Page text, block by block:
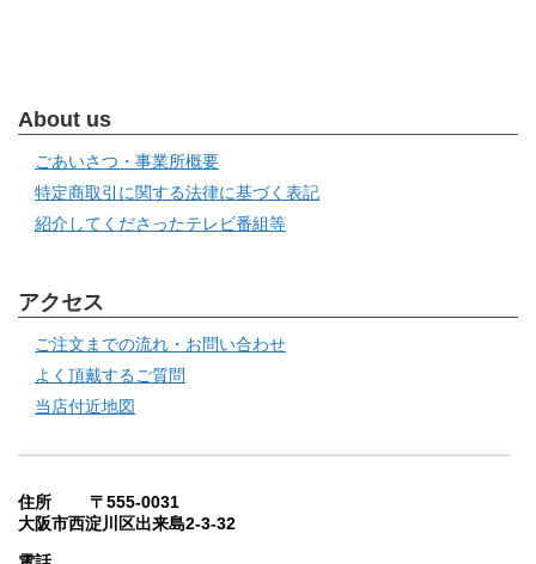
About us
ごあいさつ・事業所概要
特定商取引に関する法律に基づく表記
紹介してくださったテレビ番組等
アクセス
ご注文までの流れ・お問い合わせ
よく頂戴するご質問
当店付近地図
住所 〒555-0031
大阪市西淀川区出来島2-3-32